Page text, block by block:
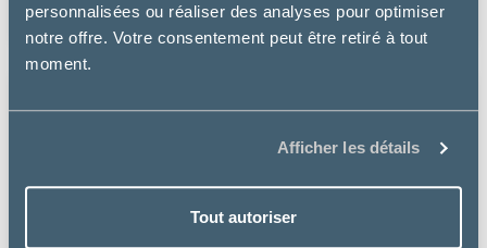
personnalisées ou réaliser des analyses pour optimiser
notre offre. Votre consentement peut être retiré à tout
moment.
Afficher les détails
Tout autoriser
14.99€